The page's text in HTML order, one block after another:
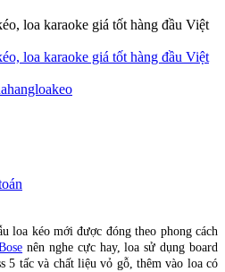
loa kéo mới được đóng theo phong cách
nên nghe cực hay, loa sử dụng board
5 tấc và chất liệu vỏ gỗ, thêm vào loa có